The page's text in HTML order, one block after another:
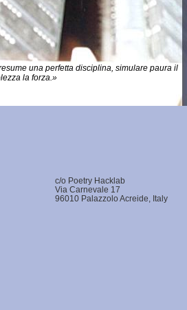
una perfetta disciplina, simulare paura il
la forza.»
c/o Poetry Hacklab
Via Carnevale 17
96010 Palazzolo Acreide, Italy